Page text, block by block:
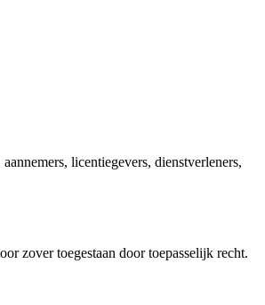
licentiegevers, dienstverleners,
zover toegestaan door toepasselijk recht.